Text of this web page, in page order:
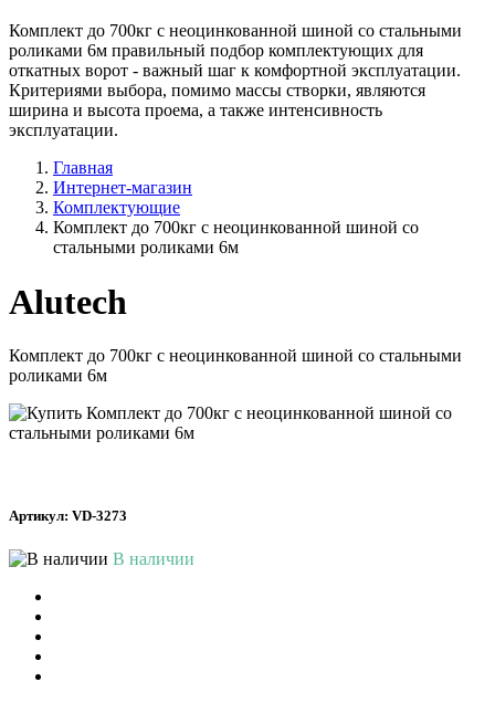
Комплект до 700кг с неоцинкованной шиной со стальными
роликами 6м правильный подбор комплектующих для
откатных ворот - важный шаг к комфортной эксплуатации.
Критериями выбора, помимо массы створки, являются
ширина и высота проема, а также интенсивность
эксплуатации.
Главная
Интернет-магазин
Комплектующие
Комплект до 700кг с неоцинкованной шиной со
стальными роликами 6м
Alutech
Комплект до 700кг с неоцинкованной шиной со стальными
роликами 6м
Артикул: VD-3273
В наличии